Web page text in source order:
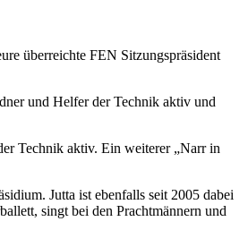
überreichte FEN Sitzungspräsident
und Helfer der Technik aktiv und
Technik aktiv. Ein weiterer „Narr in
Jutta ist ebenfalls seit 2005 dabei
singt bei den Prachtmännern und